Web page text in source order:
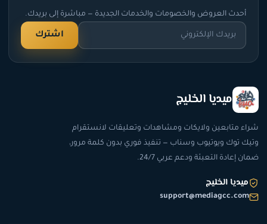
أحدث العروض والخصومات والخدمات الجديدة — مباشرة إلى بريدك.
اشترك
ميديا الخليج
شراء متابعين ولايكات ومشاهدات وتعليقات لانستقرام
وتيك توك ويوتيوب وسناب — تنفيذ فوري بدون كلمة مرور،
ضمان إعادة التعبئة ودعم عربي 24/7.
ميديا الخليج
support@mediagcc.com